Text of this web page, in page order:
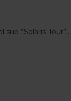
“Solaris Tour”...